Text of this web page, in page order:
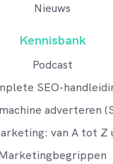
Nieuws
Kennisbank
Podcast
SEO-
adverteren
van A tot Z